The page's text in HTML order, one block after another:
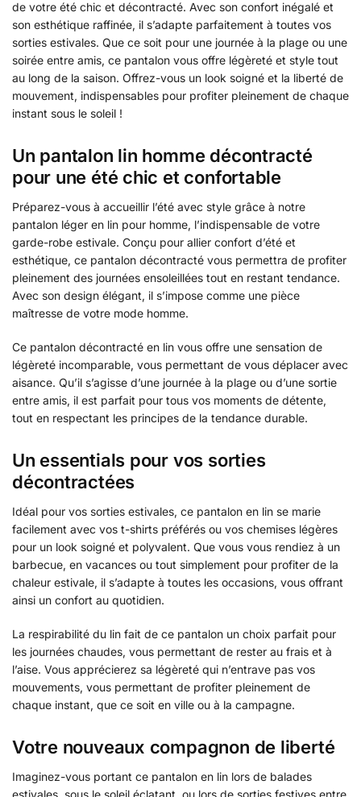
de votre été chic et décontracté. Avec son confort inégalé et
son esthétique raffinée, il s’adapte parfaitement à toutes vos
sorties estivales. Que ce soit pour une journée à la plage ou une
soirée entre amis, ce pantalon vous offre légèreté et style tout
au long de la saison. Offrez-vous un look soigné et la liberté de
mouvement, indispensables pour profiter pleinement de chaque
instant sous le soleil !
Un pantalon lin homme décontracté
pour une été chic et confortable
Préparez-vous à accueillir l’été avec style grâce à notre
pantalon léger en lin pour homme, l’indispensable de votre
garde-robe estivale. Conçu pour allier confort d’été et
esthétique, ce pantalon décontracté vous permettra de profiter
pleinement des journées ensoleillées tout en restant tendance.
Avec son design élégant, il s’impose comme une pièce
maîtresse de votre mode homme.
Ce pantalon décontracté en lin vous offre une sensation de
légèreté incomparable, vous permettant de vous déplacer avec
aisance. Qu’il s’agisse d’une journée à la plage ou d’une sortie
entre amis, il est parfait pour tous vos moments de détente,
tout en respectant les principes de la tendance durable.
Un essentials pour vos sorties
décontractées
Idéal pour vos sorties estivales, ce pantalon en lin se marie
facilement avec vos t-shirts préférés ou vos chemises légères
pour un look soigné et polyvalent. Que vous vous rendiez à un
barbecue, en vacances ou tout simplement pour profiter de la
chaleur estivale, il s’adapte à toutes les occasions, vous offrant
ainsi un confort au quotidien.
La respirabilité du lin fait de ce pantalon un choix parfait pour
les journées chaudes, vous permettant de rester au frais et à
l’aise. Vous apprécierez sa légèreté qui n’entrave pas vos
mouvements, vous permettant de profiter pleinement de
chaque instant, que ce soit en ville ou à la campagne.
Votre nouveaux compagnon de liberté
Imaginez-vous portant ce pantalon en lin lors de balades
estivales, sous le soleil éclatant, ou lors de sorties festives entre